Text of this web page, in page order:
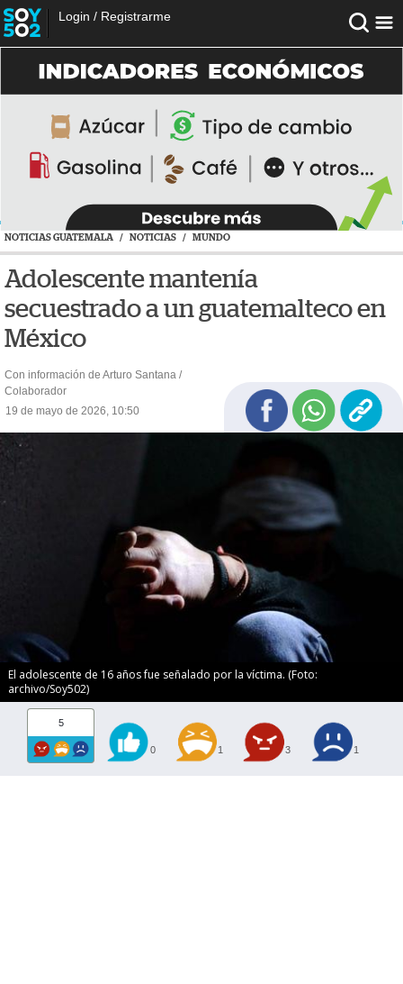
Login / Registrarme
NOTICIAS GUATEMALA / NOTICIAS / MUNDO
Adolescente mantenía
secuestrado a un guatemalteco en
México
Con información de Arturo Santana /
Colaborador
19 de mayo de 2026, 10:50
El adolescente de 16 años fue señalado por la víctima. (Foto:
archivo/Soy502)
5
0 1 3 1